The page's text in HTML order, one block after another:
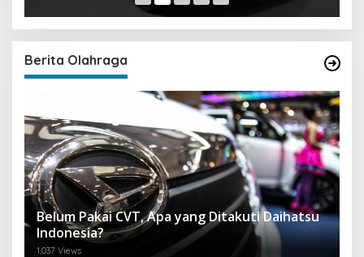
Berita Olahraga
Belum Pakai CVT, Apa yang Ditakuti Daihatsu
Indonesia?
1,037 Views